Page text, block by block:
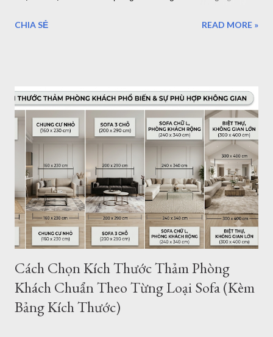
phòng khách, phòng ngủ, phòng ăn... mẫu thảm cho sofa
Giao hàng - Thanh toán - Bảo Hành.. Địa chỉ mua thảm trải
sàn ở TPHCM - Hà Nội Giới thiệu thảm trải sàn - thảm trang trí
của Thảm Đẹp. Thảm Đẹp Sài Gòn là đơn vị phân phối thảm
Thổ Nhĩ Kỳ với kho hàng - cửa hàng thảm ở TPHCM và Hà
Nội. Với hơn ngàn mẫu thảm trang trí phòng khách, phòng
ngủ... Kích thước, tiêu chuẩn của Châu Âu. Toàn bộ sản phẩm
được đặt hàng theo yêu cầu của chúng tôi và nhập khẩu trực
tiếp về Việt Nam. Vì vậy bạn có thể tìm thấy cho mình một
mẫu...
CHIA SẺ READ MORE »
Cách Chọn Kích Thước Thảm Phòng
Khách Chuẩn Theo Từng Loại Sofa (Kèm
Bảng Kích Thước)